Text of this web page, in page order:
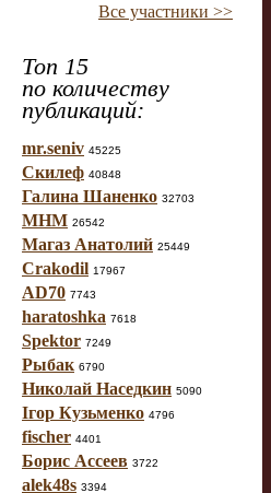
Все участники >>
Топ 15
по количеству
публикаций:
mr.seniv 45225
Скилеф 40848
Галина Шаненко 32703
МНМ 26542
Магаз Анатолий 25449
Crakodil 17967
AD70 7743
haratoshka 7618
Spektor 7249
Рыбак 6790
Николай Наседкин 5090
Ігор Кузьменко 4796
fischer 4401
Борис Ассеев 3722
alek48s 3394